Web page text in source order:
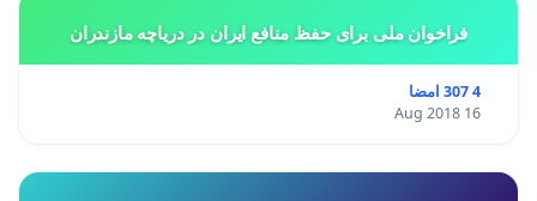
فراخوان ملی برای حفظ منافع ایران در دریاچه مازندران
4 307 امضا
16 Aug 2018